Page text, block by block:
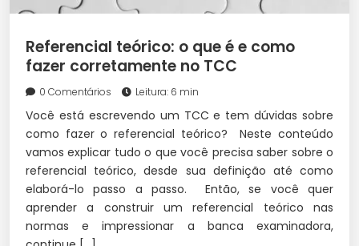
Referencial teórico: o que é e como
fazer corretamente no TCC
0 Comentários Leitura: 6 min
Você está escrevendo um TCC e tem dúvidas sobre
como fazer o referencial teórico? Neste conteúdo
vamos explicar tudo o que você precisa saber sobre o
referencial teórico, desde sua definição até como
elaborá-lo passo a passo. Então, se você quer
aprender a construir um referencial teórico nas
normas e impressionar a banca examinadora,